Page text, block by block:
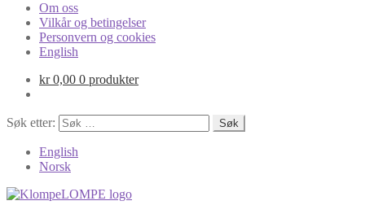
Om oss
Vilkår og betingelser
Personvern og cookies
English
kr0,00 0 produkter
Søk etter:
English
Norsk